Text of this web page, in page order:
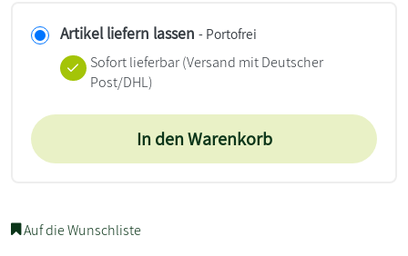
Artikel liefern lassen - Portofrei
Sofort lieferbar(Versand mit Deutscher
Post/DHL)
In den Warenkorb
Auf die Wunschliste